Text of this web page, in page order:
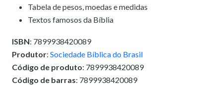
Tabela de pesos, moedas e medidas
Textos famosos da Bíblia
ISBN: 7899938420089
Produtor: Sociedade Bíblica do Brasil
Código de produto: 7899938420089
Código de barras: 7899938420089